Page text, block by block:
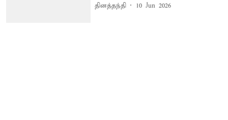
தினத்தந்தி 10 Jun 2026